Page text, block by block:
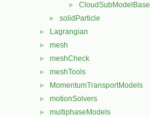
►
► solidParticle
► Lagrangian
► mesh
► meshCheck
► meshTools
► MomentumTransportModels
► motionSolvers
► multiphaseModels